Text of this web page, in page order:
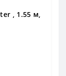
, 1.55 м,